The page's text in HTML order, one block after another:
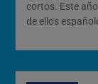
cortos. Este
de ellos